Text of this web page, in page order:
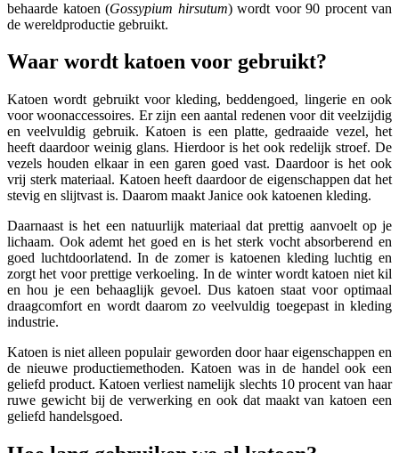
behaarde katoen (Gossypium hirsutum) wordt voor 90 procent van
de wereldproductie gebruikt.
Waar wordt katoen voor gebruikt?
Katoen wordt gebruikt voor kleding, beddengoed, lingerie en ook
voor woonaccessoires. Er zijn een aantal redenen voor dit veelzijdig
en veelvuldig gebruik. Katoen is een platte, gedraaide vezel, het
heeft daardoor weinig glans. Hierdoor is het ook redelijk stroef. De
vezels houden elkaar in een garen goed vast. Daardoor is het ook
vrij sterk materiaal. Katoen heeft daardoor de eigenschappen dat het
stevig en slijtvast is. Daarom maakt Janice ook katoenen kleding.
Daarnaast is het een natuurlijk materiaal dat prettig aanvoelt op je
lichaam. Ook ademt het goed en is het sterk vocht absorberend en
goed luchtdoorlatend. In de zomer is katoenen kleding luchtig en
zorgt het voor prettige verkoeling. In de winter wordt katoen niet kil
en hou je een behaaglijk gevoel. Dus katoen staat voor optimaal
draagcomfort en wordt daarom zo veelvuldig toegepast in kleding
industrie.
Katoen is niet alleen populair geworden door haar eigenschappen en
de nieuwe productiemethoden. Katoen was in de handel ook een
geliefd product. Katoen verliest namelijk slechts 10 procent van haar
ruwe gewicht bij de verwerking en ook dat maakt van katoen een
geliefd handelsgoed.